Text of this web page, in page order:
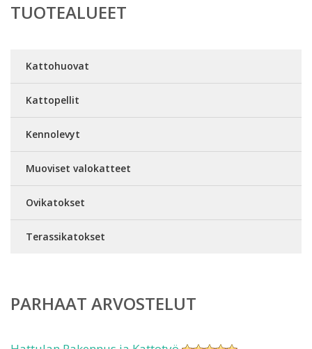
TUOTEALUEET
Kattohuovat
Kattopellit
Kennolevyt
Muoviset valokatteet
Ovikatokset
Terassikatokset
PARHAAT ARVOSTELUT